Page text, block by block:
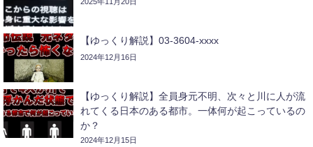
【ゆっくり解説】03-3604-xxxx
2024年12月16日
【ゆっくり解説】全員身元不明、次々と川に人が流
れてくる日本のある都市。一体何が起こっているの
か？
2024年12月15日